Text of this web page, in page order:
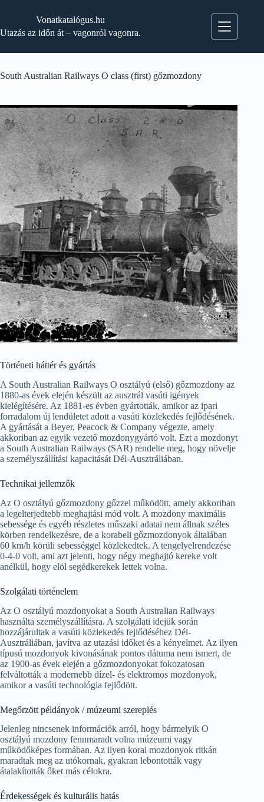
Vonatkatalógus.hu
Utazás az időn át – vagonról vagonra.
South Australian Railways O class (first) gőzmozdony
Történeti háttér és gyártás
A South Australian Railways O osztályú (első) gőzmozdony az
1880-as évek elején készült az ausztrál vasúti igények
kielégítésére. Az 1881-es évben gyártották, amikor az ipari
forradalom új lendületet adott a vasúti közlekedés fejlődésének.
A gyártását a Beyer, Peacock & Company végezte, amely
akkoriban az egyik vezető mozdonygyártó volt. Ezt a mozdonyt
a South Australian Railways (SAR) rendelte meg, hogy növelje
a személyszállítási kapacitását Dél-Ausztráliában.
Technikai jellemzők
Az O osztályú gőzmozdony gőzzel működött, amely akkoriban
a legelterjedtebb meghajtási mód volt. A mozdony maximális
sebessége és egyéb részletes műszaki adatai nem állnak széles
körben rendelkezésre, de a korabeli gőzmozdonyok általában
60 km/h körüli sebességgel közlekedtek. A tengelyelrendezése
0-4-0 volt, ami azt jelenti, hogy négy meghajtó kereke volt
anélkül, hogy elöl segédkerekek lettek volna.
Szolgálati történelem
Az O osztályú mozdonyokat a South Australian Railways
használta személyszállításra. A szolgálati idejük során
hozzájárultak a vasúti közlekedés fejlődéséhez Dél-
Ausztráliában, javítva az utazási időket és a kényelmet. Az ilyen
típusú mozdonyok kivonásának pontos dátuma nem ismert, de
az 1900-as évek elején a gőzmozdonyokat fokozatosan
felváltották a modernebb dízel- és elektromos mozdonyok,
amikor a vasúti technológia fejlődött.
Megőrzött példányok / múzeumi szereplés
Jelenleg nincsenek információk arról, hogy bármelyik O
osztályú mozdony fennmaradt volna múzeumi vagy
működőképes formában. Az ilyen korai mozdonyok ritkán
maradtak meg az utókornak, gyakran lebontották vagy
átalakították őket más célokra.
Érdekességek és kulturális hatás